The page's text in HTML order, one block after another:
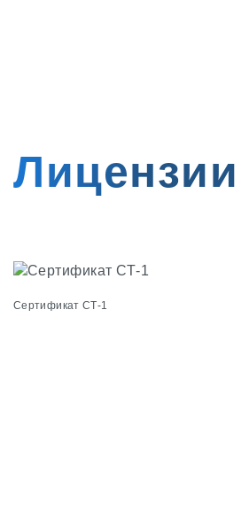
Лицензии
Сертификат СТ-1